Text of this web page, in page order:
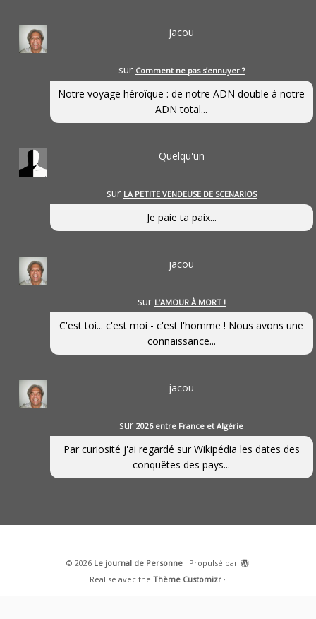
jacou
sur Comment ne pas s’ennuyer ?
Notre voyage héroîque : de notre ADN double à notre
ADN total...
Quelqu'un
sur LA PETITE VENDEUSE DE SCENARIOS
Je paie ta paix...
jacou
sur L’AMOUR À MORT !
C'est toi... c'est moi - c'est l'homme ! Nous avons une
connaissance...
jacou
sur2026 entre France et Algérie
Par curiosité j'ai regardé sur Wikipédia les dates des
conquêtes des pays...
· © 2026 Le journal de Personne· Propulsé par
·
Réalisé avec theThème Customizr ·